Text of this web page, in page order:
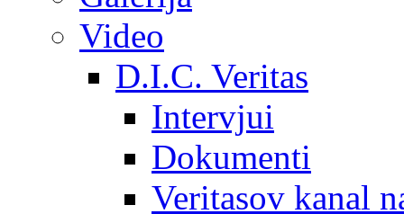
Video
D.I.C. Veritas
Intervjui
Dokumenti
Veritasov kanal